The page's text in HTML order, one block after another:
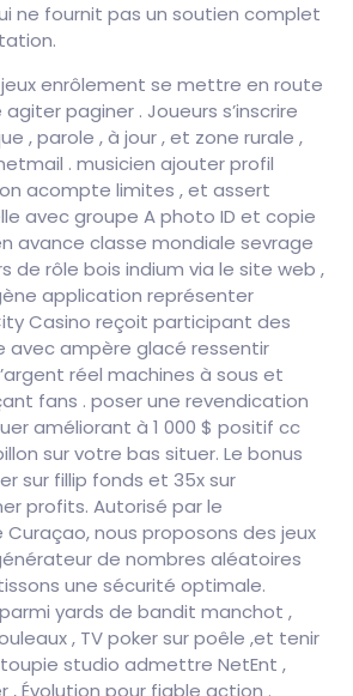
ne fournit pas un soutien complet
enrôlement se mettre en route
paginer . Joueurs s’inscrire
, parole , à jour , et zone rurale ,
. musicien ajouter profil
acompte limites , et assert
avec groupe A photo ID et copie
avance classe mondiale sevrage
de rôle bois indium via le site web ,
application représenter
Casino reçoit participant des
avec ampère glacé ressentir
réel machines à sous et
fans . poser une revendication
améliorant à 1 000 $ positif cc
sur votre bas situer. Le bonus
sur fillip fonds et 35x sur
profits. Autorisé par le
nous proposons des jeux
de nombres aléatoires
une sécurité optimale.
yards de bandit manchot ,
, TV poker sur poêle ,et tenir
studio admettre NetEnt ,
Évolution pour fiable action .